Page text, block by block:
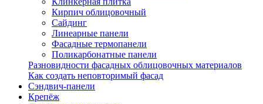
Кирпич облицовочный
Сайдинг
Линеарные панели
Фасадные термопанели
Поликарбонатные панели
Разновидности фасадных облицовочных материалов
Как создать неповторимый фасад
Сэндвич-панели
Крепёж